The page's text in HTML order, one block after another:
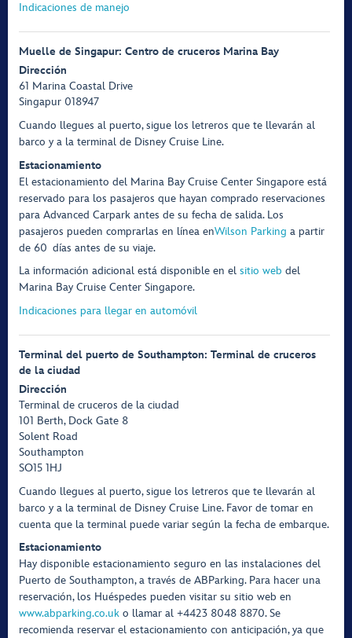
Indicaciones de manejo
Muelle de Singapur: Centro de cruceros Marina Bay
Dirección
61 Marina Coastal Drive
Singapur 018947
Cuando llegues al puerto, sigue los letreros que te llevarán al
barco y a la terminal de Disney Cruise Line.
Estacionamiento
El estacionamiento del Marina Bay Cruise Center Singapore está
reservado para los pasajeros que hayan comprado reservaciones
para Advanced Carpark antes de su fecha de salida. Los
pasajeros pueden comprarlas en línea enWilson Parking a partir
de 60 días antes de su viaje.
La información adicional está disponible en el sitio web del
Marina Bay Cruise Center Singapore.
Indicaciones para llegar en automóvil
Terminal del puerto de Southampton: Terminal de cruceros
de la ciudad
Dirección
Terminal de cruceros de la ciudad
101 Berth, Dock Gate 8
Solent Road
Southampton
SO15 1HJ
Cuando llegues al puerto, sigue los letreros que te llevarán al
barco y a la terminal de Disney Cruise Line. Favor de tomar en
cuenta que la terminal puede variar según la fecha de embarque.
Estacionamiento
Hay disponible estacionamiento seguro en las instalaciones del
Puerto de Southampton, a través de ABParking. Para hacer una
reservación, los Huéspedes pueden visitar su sitio web en
www.abparking.co.uko llamar al +4423 8048 8870. Se
recomienda reservar el estacionamiento con anticipación, ya que